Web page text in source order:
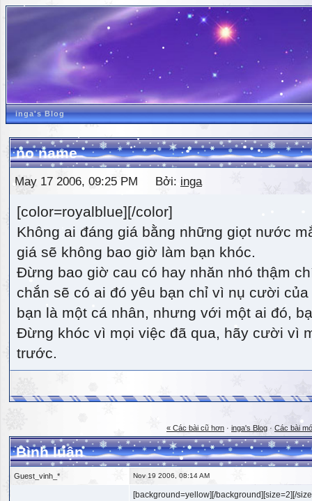
inga's Blog
no name
May 17 2006, 09:25 PM Bởi: inga
[color=royalblue][/color]
Không ai đáng giá bằng những giọt nước
giá sẽ không bao giờ làm bạn khóc.
Đừng bao giờ cau có hay nhăn nhó thậm
chắn sẽ có ai đó yêu bạn chỉ vì nụ cười
bạn là một cá nhân, nhưng với một ai đó,
Đừng khóc vì mọi việc đã qua, hãy cười vì
trước.
« Các bài cũ hơn · inga's Blog · Các bài
Bình luận
Guest_vinh_* Nov 19 2006, 08:14 AM
[background=yellow][/background][size=2][/